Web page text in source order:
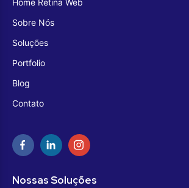
Home Retina Web
Sobre Nós
Soluções
Portfolio
Blog
Contato
Nossas Soluções